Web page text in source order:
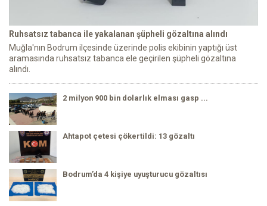
Ruhsatsız tabanca ile yakalanan şüpheli gözaltına alındı
Muğla'nın Bodrum ilçesinde üzerinde polis ekibinin yaptığı üst
aramasında ruhsatsız tabanca ele geçirilen şüpheli gözaltına
alındı.
2 milyon 900 bin dolarlık elması gasp ...
Ahtapot çetesi çökertildi: 13 gözaltı
Bodrum’da 4 kişiye uyuşturucu gözaltısı